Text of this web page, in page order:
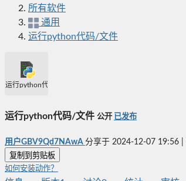
所有软件
通用
运行python代码/文件
运行python代码/文件
运行python代码/文件 公开 已发布
用户GBV9Qd7NAwA 分享于 2024-12-07 19:56
复制到剪贴板
如何安装动作？